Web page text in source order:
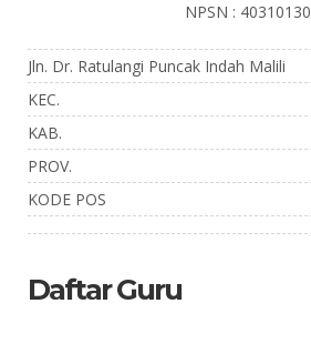
NPSN : 40310130
Jln. Dr. Ratulangi Puncak Indah Malili
KEC.
KAB.
PROV.
KODE POS
Daftar Guru